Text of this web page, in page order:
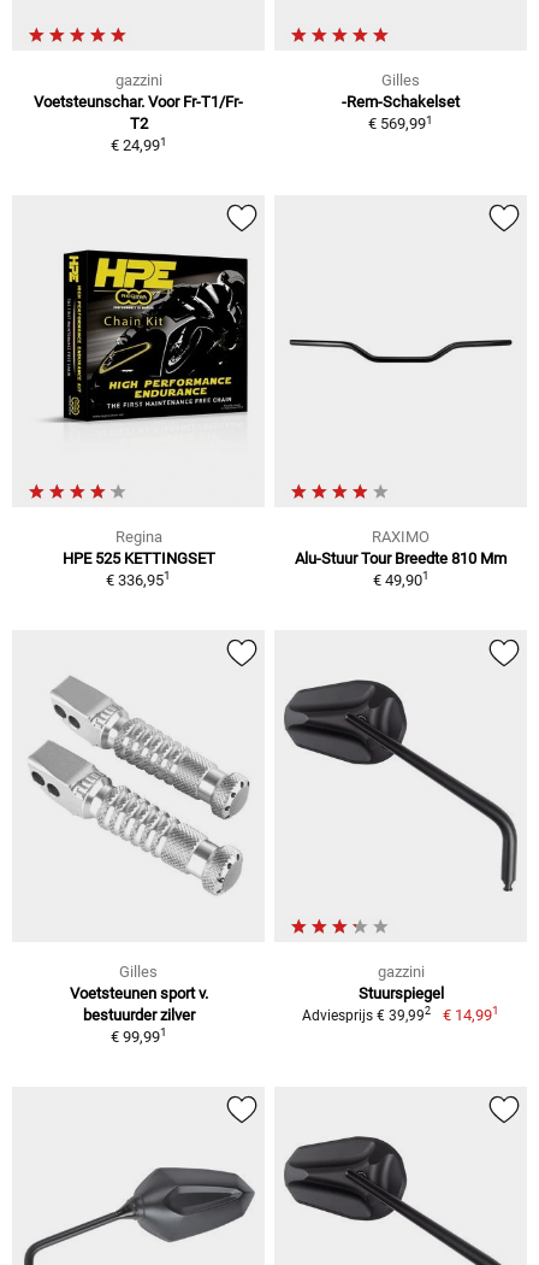
gazzini
Voetsteunschar. Voor Fr-T1/Fr-
T2
€ 24,991
Gilles
-Rem-Schakelset
€ 569,991
Regina
HPE 525 KETTINGSET
€ 336,951
RAXIMO
Alu-Stuur Tour Breedte 810 Mm
€ 49,901
Gilles
Voetsteunen sport v.
bestuurder zilver
€ 99,991
gazzini
Stuurspiegel
Adviesprijs € 39,992 € 14,991